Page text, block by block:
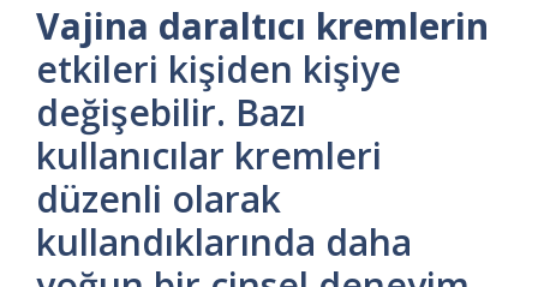
Vajina daraltıcı kremlerin
etkileri kişiden kişiye
değişebilir. Bazı
kullanıcılar kremleri
düzenli olarak
kullandıklarında daha